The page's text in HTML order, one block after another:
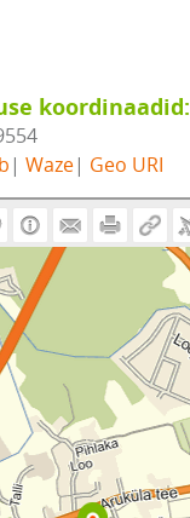
koordinaadid:
| Waze| Geo URI